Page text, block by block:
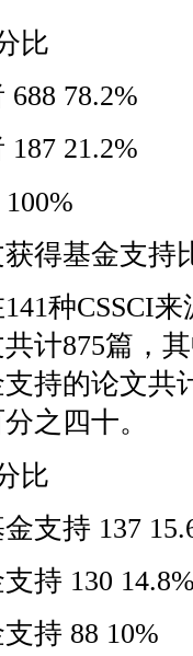
比
78.2%
21.2%
得基金支持
种CSSCI来
计875篇，
持的论文共
之四十。
比
持 137
130
持 88 10%